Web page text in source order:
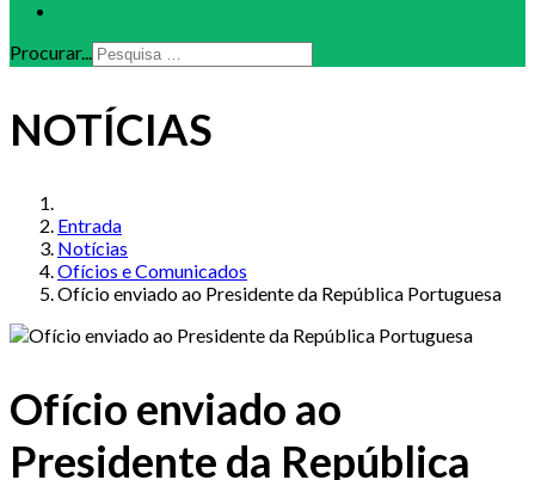
Procurar...
NOTÍCIAS
Entrada
Notícias
Ofícios e Comunicados
Ofício enviado ao Presidente da República Portuguesa
Ofício enviado ao
Presidente da República